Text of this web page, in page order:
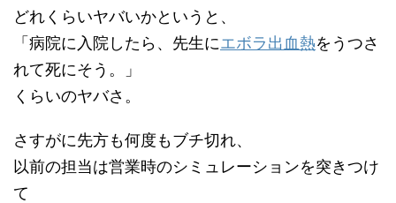
どれくらいヤバいかというと、
「病院に入院したら、先生にエボラ出血熱をうつさ
れて死にそう。」
くらいのヤバさ。
さすがに先方も何度もブチ切れ、
以前の担当は営業時のシミュレーションを突きつけ
て